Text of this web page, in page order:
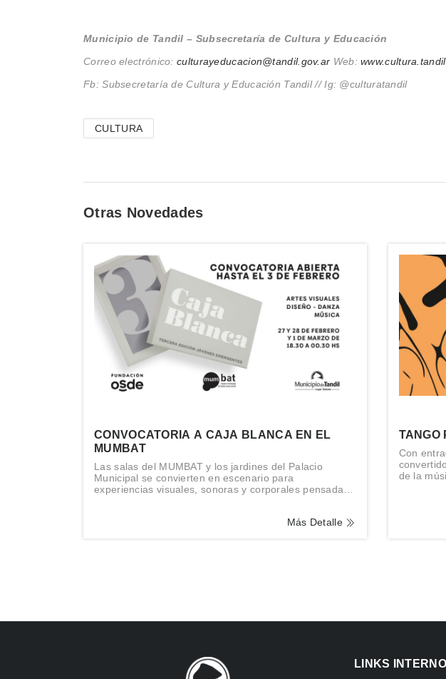
Municipio de Tandil – Subsecretaría de Cultura y Educación
Correo electrónico:culturayeducacion@tandil.gov.ar Web:
Fb: Subsecretaría de Cultura y Educación Tandil // Ig: @culturatandil
CULTURA
Otras Novedades
CONVOCATORIA A CAJA BLANCA EN EL
MUMBAT
Las salas del MUMBAT y los jardines del Palacio
Municipal se convierten en escenario para
experiencias visuales, sonoras y corporales pensadas
Más Detalle
TANGO
Con
de la
LINKS